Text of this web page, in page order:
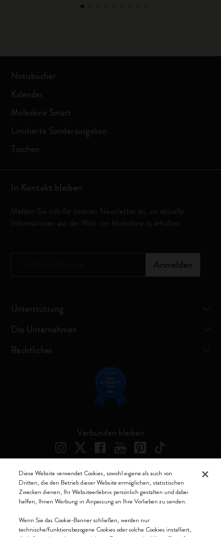
Notizbücher
Kalender
Moleskine Smart
Limitierte Sonderausgaben
Taschen
In Kontakt bleiben
Melden Sie sich für unseren Newsletter an, um aktuelle
Informationen aus der Welt von Moleskine zu erhalten
Anmelden
Unterstützung
Das Unternehmen
Rechtliches
Verbunden bleiben
Moleskine ® ist ein eingetragenes Warenzeichen von Moleskine Srl a
socio unico
Italia - P. IVA / CCIAA n. 07234480965 - REA MI 1945400 - Cap.
Soc. €2.181.513,42
Diese Website verwendet Cookies, sowohl eigene als auch von
Dritten, die den Betrieb dieser Website ermöglichen, statistischen
Zwecken dienen, Ihr Websiteerlebnis persönlich gestalten und dabei
helfen, Ihnen Werbung in Anpassung an Ihre Vorlieben zu senden.
Wenn Sie das Cookie-Banner schließen, werden nur
technische/funktionsbezogene Cookies oder solche Cookies installiert,